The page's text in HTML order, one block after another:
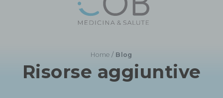
Home / Blog
Risorse aggiuntive